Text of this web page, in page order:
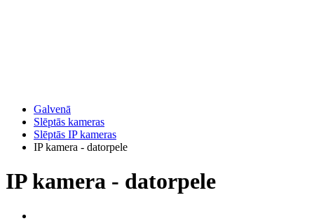
Galvenā
Slēptās kameras
Slēptās IP kameras
IP kamera - datorpele
IP kamera - datorpele